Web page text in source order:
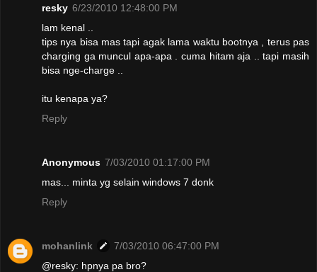
resky 6/23/2010 12:48:00 PM
lam kenal ..
tips nya bisa mas tapi agak lama waktu bootnya , terus pas
charging ga muncul apa-apa . cuma hitam aja .. tapi masih
bisa nge-charge ..
itu kenapa ya?
Reply
Anonymous 7/03/2010 01:17:00 PM
mas... minta yg selain windows 7 donk
Reply
mohanlink
7/03/2010 06:47:00 PM
@resky: hpnya pa bro?